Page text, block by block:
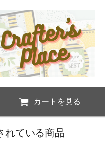
カートを見る
れている商品